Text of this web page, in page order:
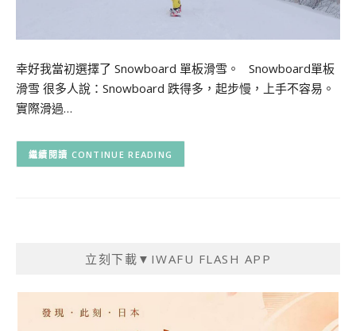
幸好我當初選擇了 Snowboard 單板滑雪。 Snowboard單板
滑雪 很多人說：Snowboard 跌得多，起步慢，上手不容易。
實際滑過…
CONTINUE READING
立刻下載▼IWAFU FLASH APP